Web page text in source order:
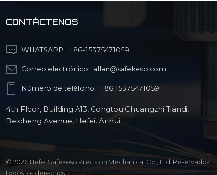
CONTÁCTENOS
WHATSAPP : +86-15375471059
Correo electrónico : allan@safekeso.com
Número de teléfono : +86 15375471059
4th Floor, Building A13, Gongtou Chuangzhi Tiandi,
Beicheng Avenue, Hefei, Anhui
© 2026 Hefei Safekeso Precision Mechanical Co., Ltd. Reservados
todos los derechos.